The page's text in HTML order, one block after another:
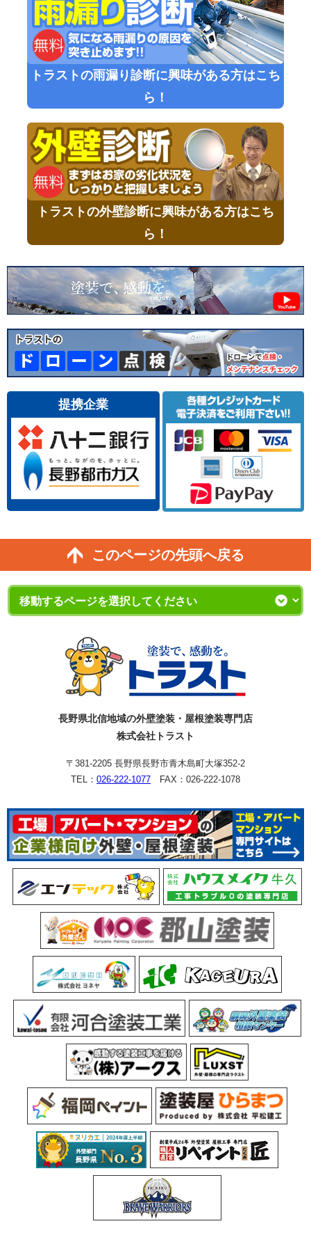
トラストの雨漏り診断に興味がある方はこち
ら！
トラストの外壁診断に興味がある方はこち
ら！
提携企業
このページの先頭へ戻る
長野県北信地域の外壁塗装・屋根塗装専門店
株式会社トラスト
〒381-2205 長野県長野市青木島町大塚352-2
TEL： 026-222-1077 FAX：026-222-1078